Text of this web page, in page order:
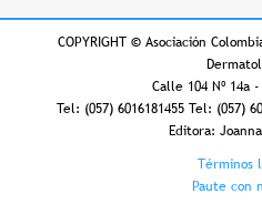
COPYRIGHT © Asociación
Calle 104 Nº 14a
Tel: (057) 6016181455 Tel: (057)
Editora:
Términos
Paute con